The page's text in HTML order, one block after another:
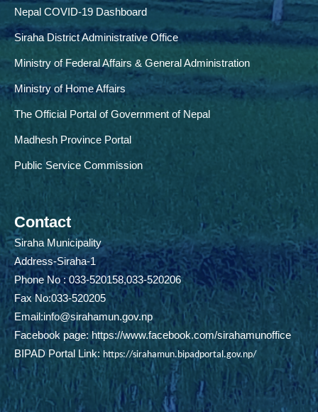
Nepal COVID-19 Dashboard
Siraha District Administrative Office
Ministry of Federal Affairs & General Administration
Ministry of Home Affairs
The Official Portal of Government of Nepal
Madhesh Province Portal
Public Service Commission
Contact
Siraha Municipality
Address-Siraha-1
Phone No : 033-520158,033-520206
Fax No:033-520205
Email:info@sirahamun.gov.np
Facebook page:https://www.facebook.com/sirahamunoffice
BIPAD Portal Link: https://sirahamun.bipadportal.gov.np/